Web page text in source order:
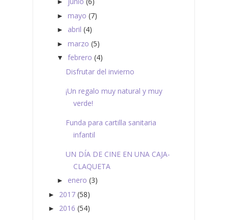
►
► mayo (7)
► abril (4)
► marzo (5)
▼ febrero (4)
Disfrutar del invierno
¡Un regalo muy natural y muy
verde!
Funda para cartilla sanitaria
infantil
UN DÍA DE CINE EN UNA CAJA-
CLAQUETA
► enero (3)
► 2017 (58)
► 2016 (54)